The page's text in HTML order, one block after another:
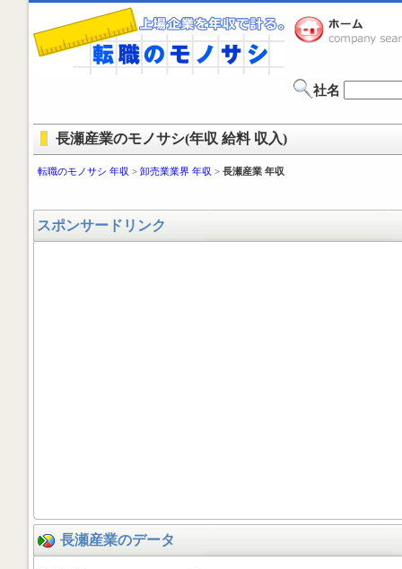
社名
長瀬産業のモノサシ(年収 給料 収入)
転職のモノサシ 年収 > 卸売業業界 年収 > 長瀬産業 年収
スポンサードリンク
長瀬産業のデータ